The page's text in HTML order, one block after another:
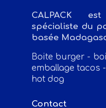
CALPACK
spécialiste du
basée
Boite burger -
emballage tacos
hot dog
Contact